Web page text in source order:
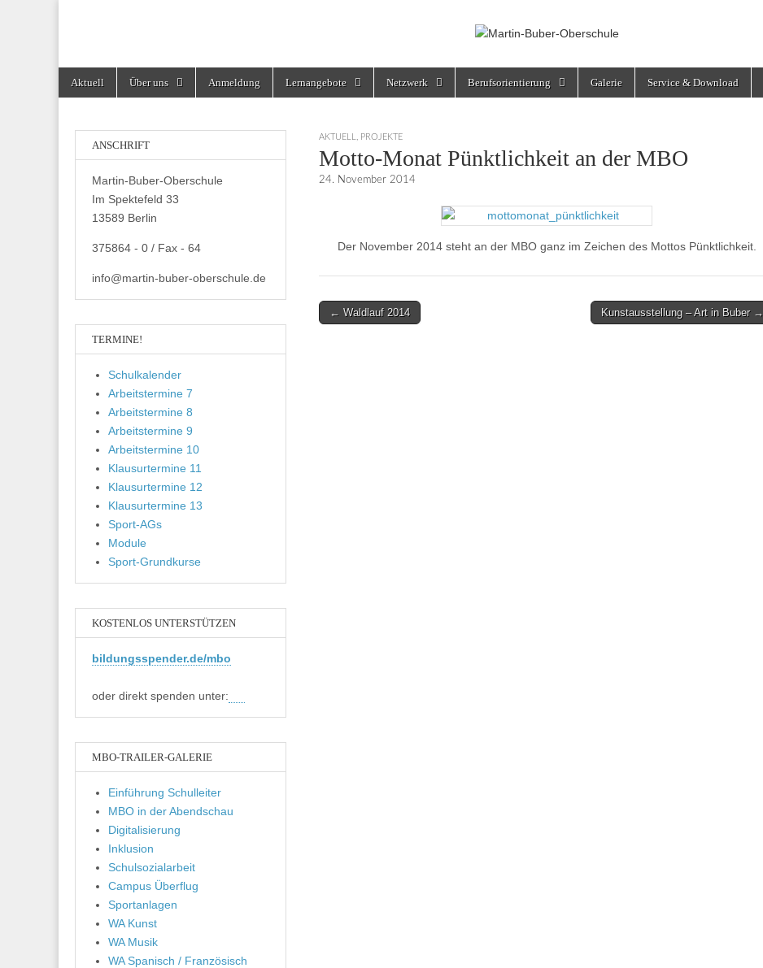
Martin-Buber-Oberschule
Main
menu
Aktuell Über uns Anmeldung Lernangebote Netzwerk Berufsorientierung Galerie Service & Download
AKTUELL PROJEKTE
Motto-Monat Pünktlichkeit an der MBO
24. November 2014
Der November 2014 steht an der MBO ganz im Zeichen des Mottos Pünktlichkeit.
Post← Waldlauf 2014 Kunstausstellung – Art in Buber →
ANSCHRIFT
Martin-Buber-Oberschule
Im Spektefeld 33
13589 Berlin
375864 - 0 / Fax - 64
info@martin-buber-oberschule.de
TERMINE!
Schulkalender
Arbeitstermine 7
Arbeitstermine 8
Arbeitstermine 9
Arbeitstermine 10
Klausurtermine 11
Klausurtermine 12
Klausurtermine 13
Sport-AGs
Module
Sport-Grundkurse
KOSTENLOS UNTERSTÜTZEN
bildungsspender.de/mbo
oder direkt spenden unter:
MBO-TRAILER-GALERIE
Einführung Schulleiter
MBO in der Abendschau
Digitalisierung
Inklusion
Schulsozialarbeit
Campus Überflug
Sportanlagen
WA Kunst
WA Musik
WA Spanisch / Französisch